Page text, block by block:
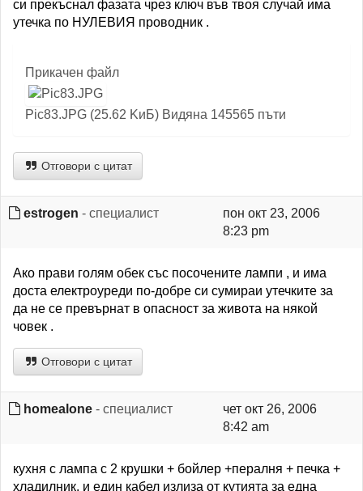
си прекъснал фазата чрез ключ във твоя случай има
утечка по НУЛЕВИЯ проводник .
Прикачен файл
Pic83.JPG (25.62 KиБ) Видяна 145565 пъти
Отговори с цитат
estrogen - специалист
пон окт 23, 2006
8:23 pm
Ако прави голям обек със посочените лампи , и има
доста електроуреди по-добре си сумираи утечките за
да не се превърнат в опасност за живота на някой
човек .
Отговори с цитат
homealone - специалист
чет окт 26, 2006
8:42 am
кухня с лампа с 2 крушки + бойлер +пералня + печка +
хладилник. и един кабел излиза от кутията за една